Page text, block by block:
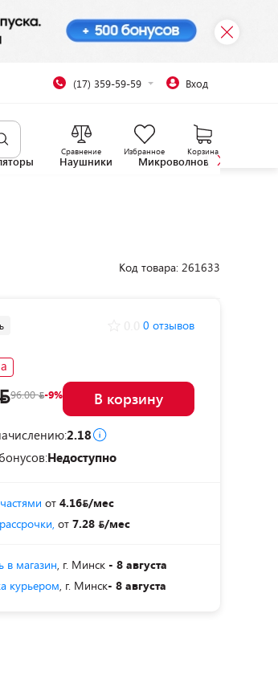
(17) 359-59-59 Вход
Сравнение Избранное Корзина
Наушники Микроволновые печи
Код товара: 261633
0 отзывов
96.00 -9% В корзину
2.18
Недоступно
от 4.16 /мес
от 7.28 /мес
в магазин, г. Минск - 8 августа
курьером, г. Минск- 8 августа